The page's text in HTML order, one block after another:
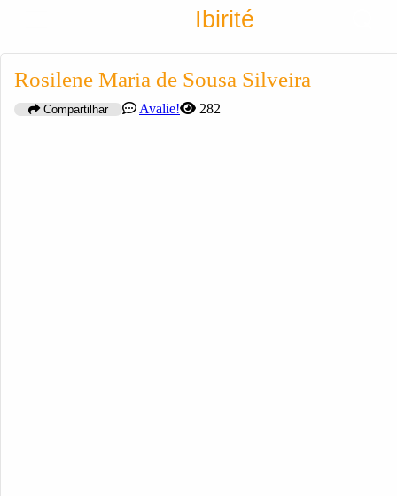
Ibirité
Criar conta
Rosilene Maria de Sousa Silveira
Compartilhar Avalie! 282